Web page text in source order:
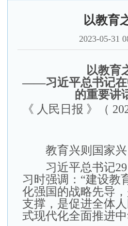
以教育
2023-05-31
以教育
——习近平总书记在
的重要讲
《 人民日报 》（
教育兴则国家兴
习近平总书记29
习时强调：“建设教
化强国的战略先导
支撑，是促进全体
式现代化全面推进